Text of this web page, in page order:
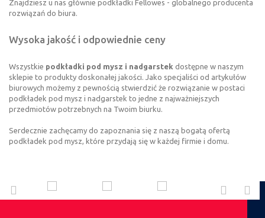
Znajdziesz u nas głównie podkładki Fellowes - globalnego producenta
rozwiązań do biura.
Wysoka jakość i odpowiednie ceny
Wszystkie podkładki pod mysz i nadgarstek dostępne w naszym
sklepie to produkty doskonałej jakości. Jako specjaliści od artykułów
biurowych możemy z pewnością stwierdzić że rozwiązanie w postaci
podkładek pod mysz i nadgarstek to jedne z najważniejszych
przedmiotów potrzebnych na Twoim biurku.
Serdecznie zachęcamy do zapoznania się z naszą bogatą ofertą
podkładek pod mysz, które przydają się w każdej firmie i domu.